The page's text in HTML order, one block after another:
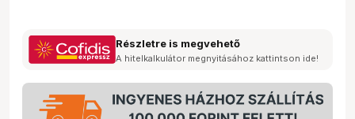
Részletre is megvehető
A hitelkalkulátor megnyitásához kattintson ide!